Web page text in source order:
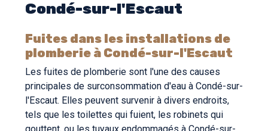
Condé-sur-l'Escaut
Fuites dans les installations de
plomberie à Condé-sur-l'Escaut
Les fuites de plomberie sont l'une des causes
principales de surconsommation d'eau à Condé-sur-
l'Escaut. Elles peuvent survenir à divers endroits,
tels que les toilettes qui fuient, les robinets qui